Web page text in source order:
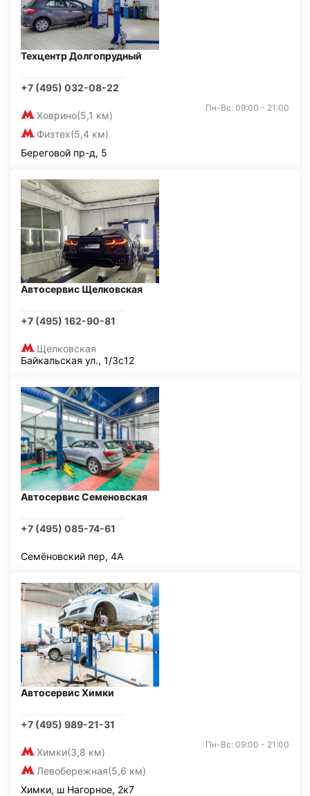
Техцентр Долгопрудный
+7 (495) 032-08-22
Ховрино(5,1 км)
Физтех(5,4 км)
Пн-Вс: 09:00 - 21:00
Береговой пр-д, 5
Автосервис Щелковская
+7 (495) 162-90-81
Щелковская
Байкальская ул., 1/3с12
Автосервис Семеновская
+7 (495) 085-74-61
Семёновский пер, 4А
Автосервис Химки
+7 (495) 989-21-31
Химки(3,8 км)
Левобережная(5,6 км)
Пн-Вс: 09:00 - 21:00
Химки, ш Нагорное, 2к7